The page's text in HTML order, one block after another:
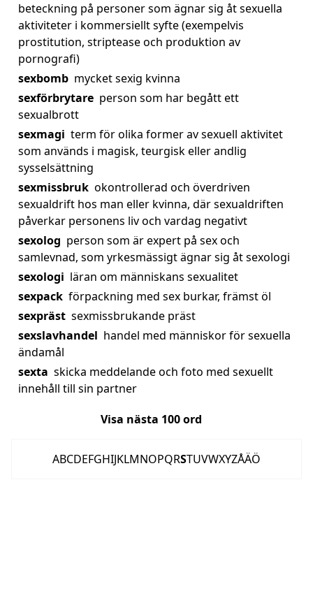
beteckning på personer som ägnar sig åt sexuella
aktiviteter i kommersiellt syfte (exempelvis
prostitution, striptease och produktion av
pornografi)
sexbomb mycket sexig kvinna
sexförbrytare person som har begått ett
sexualbrott
sexmagi term för olika former av sexuell aktivitet
som används i magisk, teurgisk eller andlig
sysselsättning
sexmissbruk okontrollerad och överdriven
sexualdrift hos man eller kvinna, där sexualdriften
påverkar personens liv och vardag negativt
sexolog person som är expert på sex och
samlevnad, som yrkesmässigt ägnar sig åt sexologi
sexologi läran om människans sexualitet
sexpack förpackning med sex burkar, främst öl
sexpräst sexmissbrukande präst
sexslavhandel handel med människor för sexuella
ändamål
sexta skicka meddelande och foto med sexuellt
innehåll till sin partner
Visa nästa 100ord
ABCDEFGHIJKLMNOPQRSTUVWXYZÅÄÖ